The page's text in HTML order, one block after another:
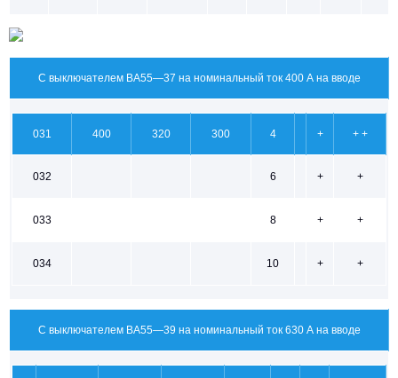
С выключателем ВА55—37 на номинальный ток 400 А на вводе
031 400 320 300 4 + + +
032 6 + +
033 8 + +
034 10 + +
С выключателем ВА55—39 на номинальный ток 630 А на вводе